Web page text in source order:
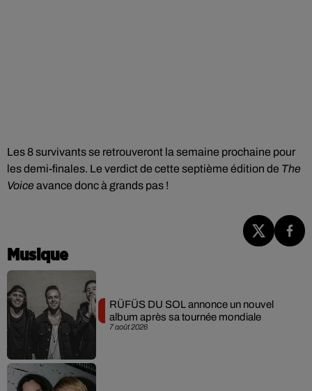
Les 8 survivants se retrouveront la semaine prochaine pour
les demi-finales. Le verdict de cette septième édition de The
Voiceavance donc à grands pas !
Musique
7 août 2026
RÜFÜS DU SOL annonce un nouvel
album après sa tournée mondiale